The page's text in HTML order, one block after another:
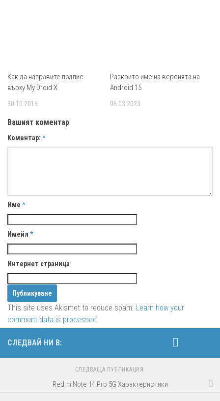
Как да направите подпис
върху My Droid X
30.10.2015
Разкрито име на версията на
Android 15
06.03.2023
Вашият коментар
Коментар: *
Име *
Имейл *
Интернет страница
This site uses Akismet to reduce spam. Learn how your
comment data is processed.
СЛЕДВАЙ НИ В:
СЛЕДВАЩА ПУБЛИКАЦИЯ
Redmi Note 14 Pro 5G Характеристики